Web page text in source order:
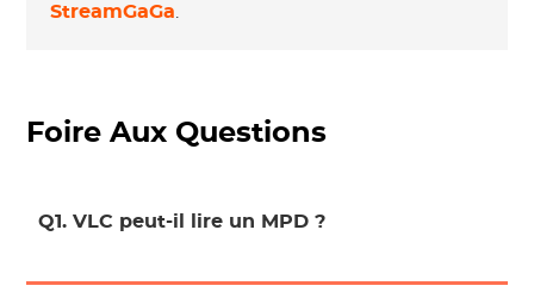
StreamGaGa
Foire Aux Questions
Q1. VLC peut-il lire un MPD ?